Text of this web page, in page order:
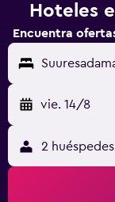
Hoteles
Encuentra
vie. 14/8
2